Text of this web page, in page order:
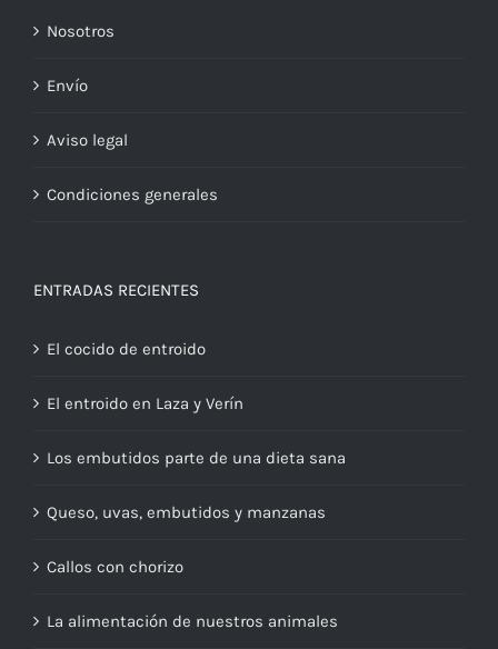
Nosotros
Envío
Aviso legal
Condiciones generales
ENTRADAS RECIENTES
El cocido de entroido
El entroido en Laza y Verín
Los embutidos parte de una dieta sana
Queso, uvas, embutidos y manzanas
Callos con chorizo
La alimentación de nuestros animales